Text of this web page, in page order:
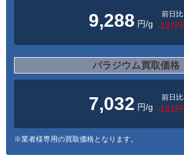
9,288 円/g
前日比
-187円
パラジウム買取価格
7,032 円/g
前日比
-151円
※業者様専用の買取価格となります。